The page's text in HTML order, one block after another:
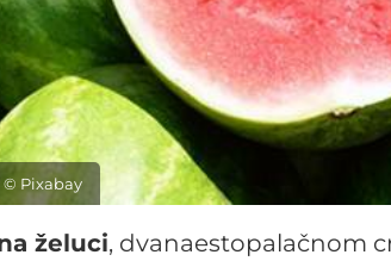
© Pixabay
želuci, dvanaestopalačnom